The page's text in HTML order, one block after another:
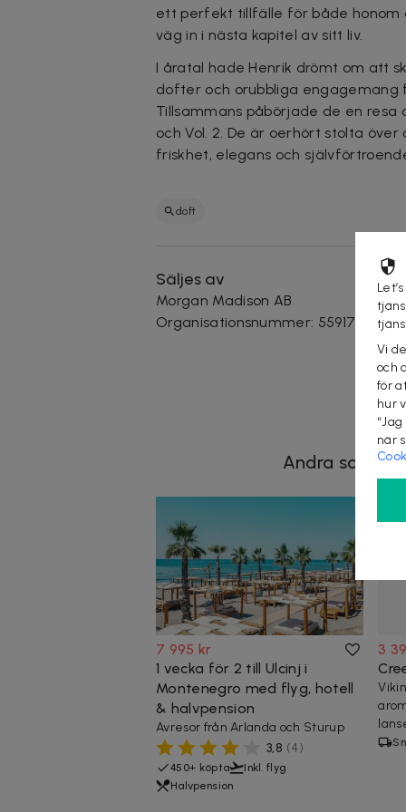
ett perfekt tillfälle för både honom
väg in i nästa kapitel av sitt liv.
I åratal hade Henrik drömt om att
dofter och orubbliga
Tillsammans påbörjade de en resa
och Vol. 2. De är oerhört stolta
friskhet, elegans och
doft
Säljes av
Morgan Madison AB
Organisationsnummer: 559173-6615
Andra som
7 995 kr
1 vecka för 2 till Ulcinj i
Montenegro med flyg, hotell
& halvpension
Avresor från Arlanda och Sturup
3,8 (4)
450+ köpta
Inkl. flyg
Halvpension
3
Vi
och
för
hur
när